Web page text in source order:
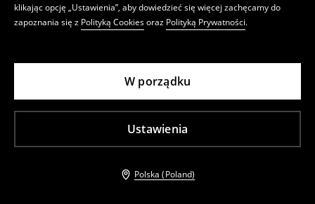
klikając opcję „Ustawienia”, aby dowiedzieć się więcej zachęcamy do
zapoznania się z Polityką Cookiesoraz Polityką Prywatności.
Ustawienia
W porządku
Polska (Poland)
opinie (28) opinie (42)
79,99 PLN